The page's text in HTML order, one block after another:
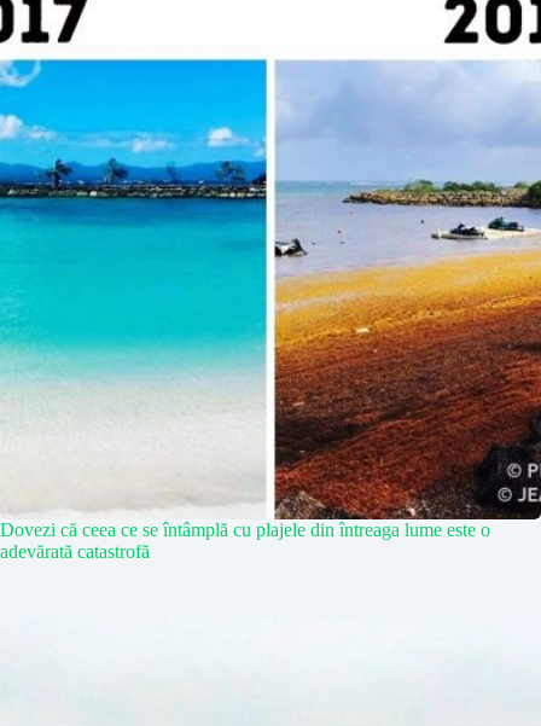
Dovezi că ceea ce se întâmplă cu plajele din întreaga lume este o
adevărată catastrofă